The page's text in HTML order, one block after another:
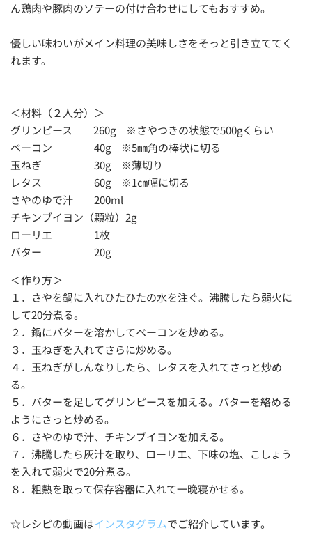
ん鶏肉や豚肉のソテーの付け合わせにしてもおすすめ。
優しい味わいがメイン料理の美味しさをそっと引き立ててく
れます。
＜材料（２人分）＞
グリンピース 260g ※さやつきの状態で500gくらい
ベーコン 40g ※5㎜角の棒状に切る
玉ねぎ 30g ※薄切り
レタス 60g ※1㎝幅に切る
さやのゆで汁 200ml
チキンブイヨン（顆粒）2g
ローリエ 1枚
バター 20g
＜作り方＞
１．さやを鍋に入れひたひたの水を注ぐ。沸騰したら弱火に
して20分煮る。
２．鍋にバターを溶かしてベーコンを炒める。
３．玉ねぎを入れてさらに炒める。
４．玉ねぎがしんなりしたら、レタスを入れてさっと炒め
る。
５．バターを足してグリンピースを加える。バターを絡める
ようにさっと炒める。
６．さやのゆで汁、チキンブイヨンを加える。
７．沸騰したら灰汁を取り、ローリエ、下味の塩、こしょう
を入れて弱火で20分煮る。
８．粗熱を取って保存容器に入れて一晩寝かせる。
☆レシピの動画はインスタグラムでご紹介しています。